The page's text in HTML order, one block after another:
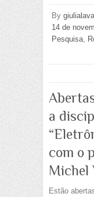
By
14 de
Pesquisa
a
com o
Michel
Estão